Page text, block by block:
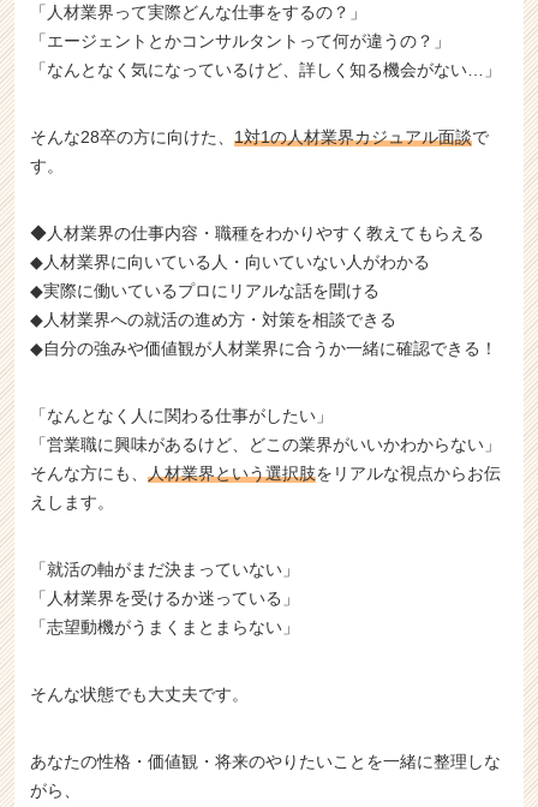
リ
ア
（C
e
a
e
e
r）
「人材業界って実際どんな仕事をするの？」
「エージェントとかコンサルタントって何が違うの？」
「なんとなく気になっているけど、詳しく知る機会がない…」
そんな28卒の方に向けた、 1対1の人材業界カジュアル面談で
す。
◆人材業界の仕事内容・職種をわかりやすく教えてもらえる
◆人材業界に向いている人・向いていない人がわかる
◆実際に働いているプロにリアルな話を聞ける
◆人材業界への就活の進め方・対策を相談できる
◆自分の強みや価値観が人材業界に合うか一緒に確認できる！
「なんとなく人に関わる仕事がしたい」
「営業職に興味があるけど、どこの業界がいいかわからない」
そんな方にも、 人材業界という選択肢をリアルな視点からお伝
えします。
「就活の軸がまだ決まっていない」
「人材業界を受けるか迷っている」
「志望動機がうまくまとまらない」
そんな状態でも大丈夫です。
あなたの性格・価値観・将来のやりたいことを一緒に整理しな
がら、